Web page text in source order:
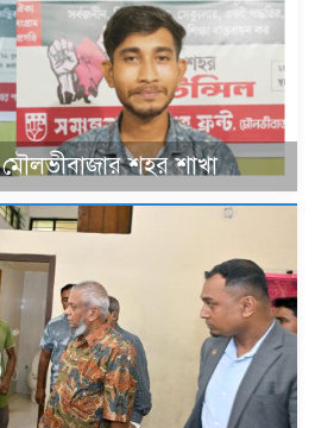
মৌলভীবাজার শহর শাখা